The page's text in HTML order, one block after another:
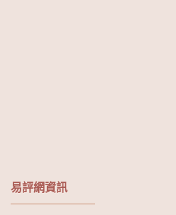
易評網資訊